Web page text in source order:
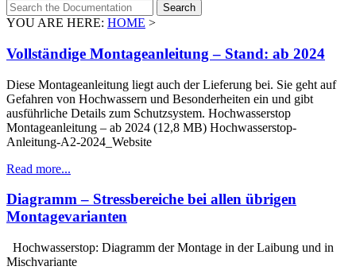
YOU ARE HERE: HOME >
Vollständige Montageanleitung – Stand: ab 2024
Diese Montageanleitung liegt auch der Lieferung bei. Sie geht auf
Gefahren von Hochwassern und Besonderheiten ein und gibt
ausführliche Details zum Schutzsystem. Hochwasserstop
Montageanleitung – ab 2024 (12,8 MB) Hochwasserstop-
Anleitung-A2-2024_Website
Read more...
Diagramm – Stressbereiche bei allen übrigen
Montagevarianten
Hochwasserstop: Diagramm der Montage in der Laibung und in
Mischvariante